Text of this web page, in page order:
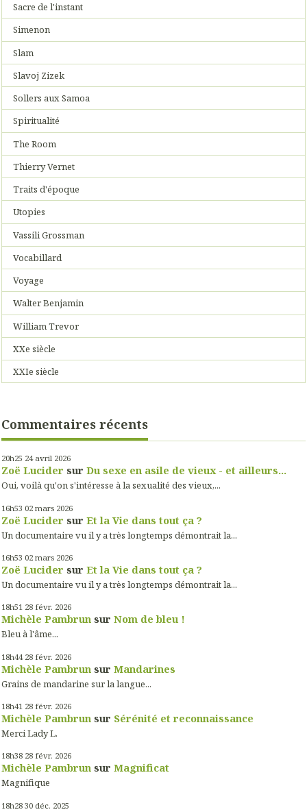
Sacre de l'instant
Simenon
Slam
Slavoj Zizek
Sollers aux Samoa
Spiritualité
The Room
Thierry Vernet
Traits d'époque
Utopies
Vassili Grossman
Vocabillard
Voyage
Walter Benjamin
William Trevor
XXe siècle
XXIe siècle
Commentaires récents
20h25 24 avril 2026
Zoë Lucider sur Du sexe en asile de vieux - et ailleurs...
Oui, voilà qu'on s'intéresse à la sexualité des vieux,...
16h53 02 mars 2026
Zoë Lucider sur Et la Vie dans tout ça ?
Un documentaire vu il y a très longtemps démontrait la...
16h53 02 mars 2026
Zoë Lucider sur Et la Vie dans tout ça ?
Un documentaire vu il y a très longtemps démontrait la...
18h51 28 févr. 2026
Michèle Pambrun sur Nom de bleu !
Bleu à l'âme...
18h44 28 févr. 2026
Michèle Pambrun sur Mandarines
Grains de mandarine sur la langue...
18h41 28 févr. 2026
Michèle Pambrun sur Sérénité et reconnaissance
Merci Lady L.
18h38 28 févr. 2026
Michèle Pambrun sur Magnificat
Magnifique
18h28 30 déc. 2025